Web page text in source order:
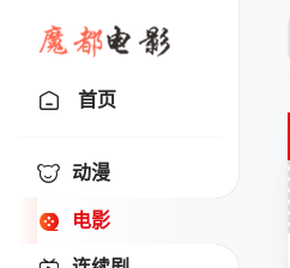
首页
动漫
电影